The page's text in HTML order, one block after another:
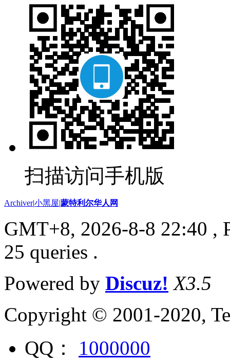
扫描访问手机版
Archiver|小黑屋|蒙特利尔华人网
GMT+8, 2026-8-8 22:40 ,
25 queries .
Powered by Discuz! X3.5
Copyright © 2001-2020,
QQ： 1000000